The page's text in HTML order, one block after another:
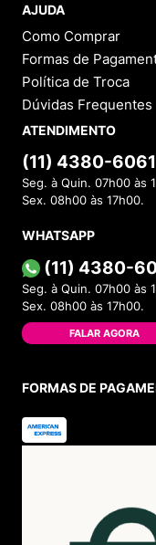
AJUDA
Como Comprar
Formas de
Política de Troca
Dúvidas Frequentes
ATENDIMENTO
(11) 4380-6061
Seg. à Quin. 07h00 às
Sex. 08h00 às 17h00.
WHATSAPP
(11) 4380-
Seg. à Quin. 07h00 às
Sex. 08h00 às 17h00.
FALAR AGORA
FORMAS DE